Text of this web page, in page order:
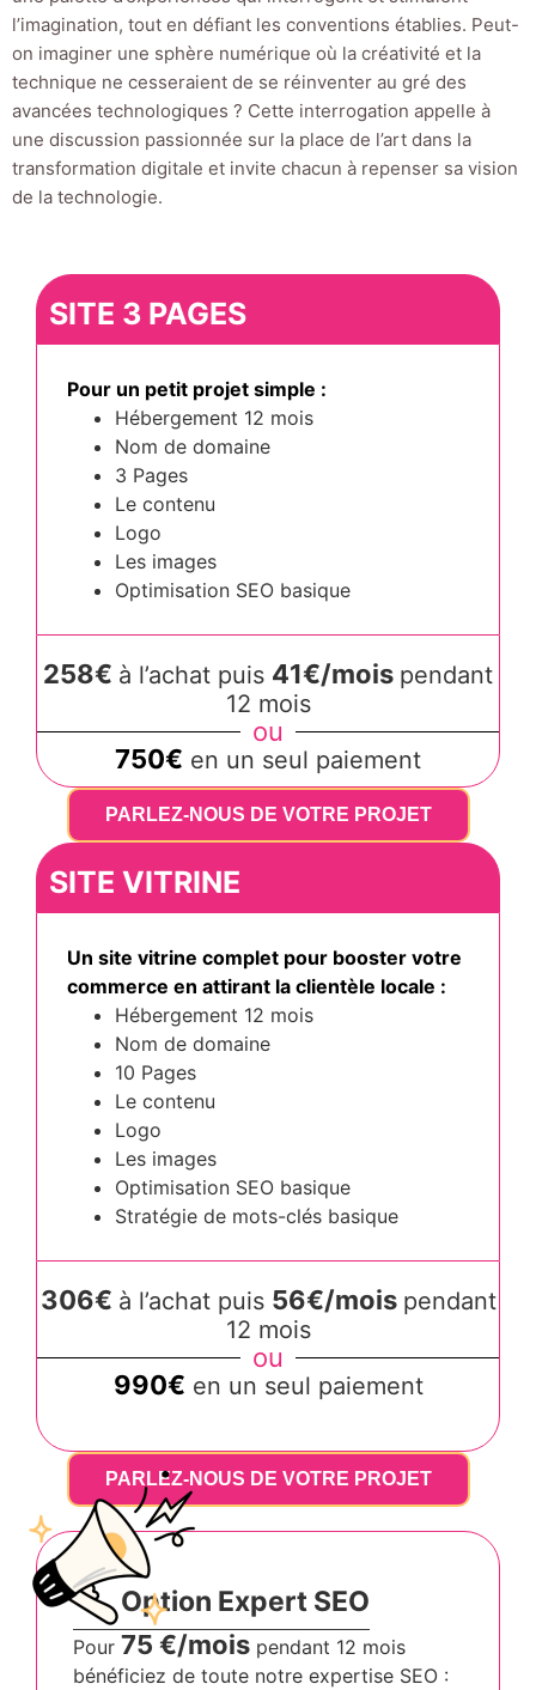
l’imagination, tout en défiant les conventions établies. Peut-
on imaginer une sphère numérique où la créativité et la
technique ne cesseraient de se réinventer au gré des
avancées technologiques ? Cette interrogation appelle à
une discussion passionnée sur la place de l’art dans la
transformation digitale et invite chacun à repenser sa vision
de la technologie.
SITE 3 PAGES
Pour un petit projet simple :
Hébergement 12 mois
Nom de domaine
3 Pages
Le contenu
Logo
Les images
Optimisation SEO basique
258€ à l’achat puis 41€/mois pendant
12 mois
ou
750€ en un seul paiement
PARLEZ-NOUS DE VOTRE PROJET
SITE VITRINE
Un site vitrine complet pour booster votre
commerce en attirant la clientèle locale :
Hébergement 12 mois
Nom de domaine
10 Pages
Le contenu
Logo
Les images
Optimisation SEO basique
Stratégie de mots-clés basique
306€ à l’achat puis 56€/mois pendant
12 mois
ou
990€ en un seul paiement
PARLEZ-NOUS DE VOTRE PROJET
Option Expert SEO
Pour 75 €/mois pendant 12 mois
bénéficiez de toute notre expertise SEO :